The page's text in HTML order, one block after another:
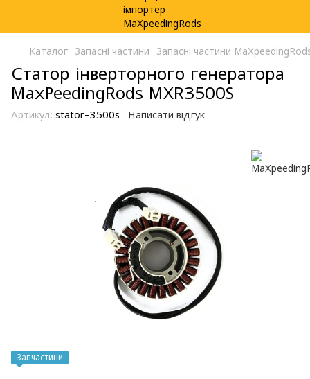
Каталог Запасні частини Запасні частини
Статор інверторного генератора
MaxPeedingRods MXR3500S
Артикул: stator-3500s Написати відгук
Запчастини